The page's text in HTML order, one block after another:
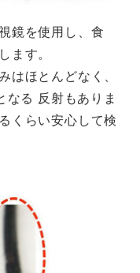
鏡を使用し、食
ます。
はほとんどなく、
なる 反射もありま
くらい安心して検